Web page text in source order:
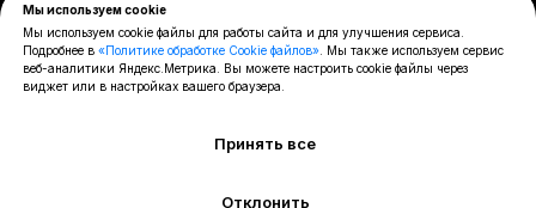
Мы используем cookie
Мы используем cookie файлы для работы сайта и для улучшения сервиса.
Подробнее в «Политике обработке Cookie файлов» . Мы также используем сервис
веб-аналитики Яндекс.Метрика. Вы можете настроить cookie файлы через
виджет или в настройках вашего браузера.
Принять все
Отклонить